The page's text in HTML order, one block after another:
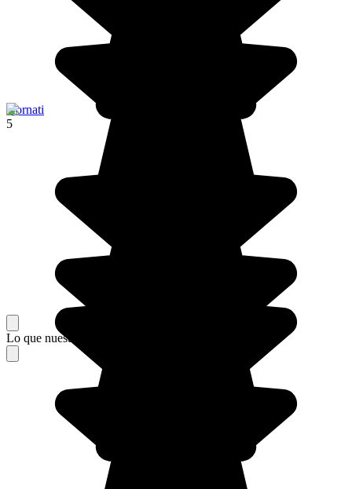
Kornati
5
Lo que nuestros viajeros piensan de su estancia